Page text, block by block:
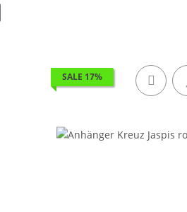
SALE 17%